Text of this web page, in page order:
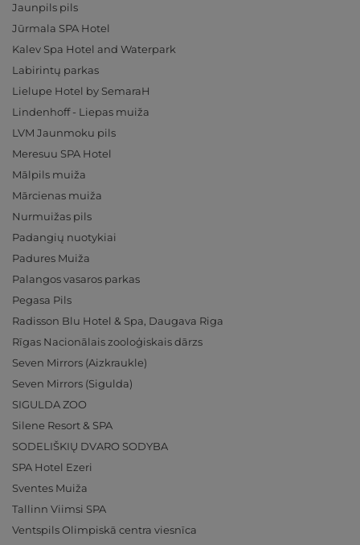
Jaunpils pils
Jūrmala SPA Hotel
Kalev Spa Hotel and Waterpark
Labirintų parkas
Lielupe Hotel by SemaraH
Lindenhoff - Liepas muiža
LVM Jaunmoku pils
Meresuu SPA Hotel
Mālpils muiža
Mārcienas muiža
Nurmuižas pils
Padangių nuotykiai
Padures Muiža
Palangos vasaros parkas
Pegasa Pils
Radisson Blu Hotel & Spa, Daugava Riga
Rīgas Nacionālais zooloģiskais dārzs
Seven Mirrors (Aizkraukle)
Seven Mirrors (Sigulda)
SIGULDA ZOO
Silene Resort & SPA
SODELIŠKIŲ DVARO SODYBA
SPA Hotel Ezeri
Sventes Muiža
Tallinn Viimsi SPA
Ventspils Olimpiskā centra viesnīca